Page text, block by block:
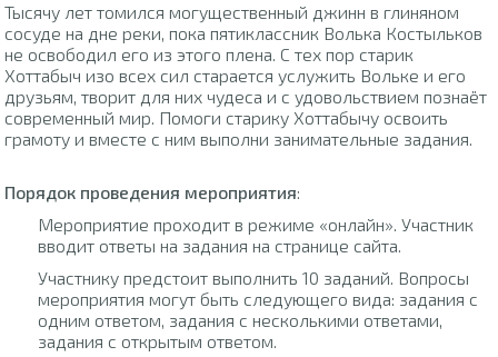
Тысячу лет томился могущественный джинн в глиняном
сосуде на дне реки, пока пятиклассник Волька Костыльков
не освободил его из этого плена. С тех пор старик
Хоттабыч изо всех сил старается услужить Вольке и его
друзьям, творит для них чудеса и с удовольствием познаёт
современный мир. Помоги старику Хоттабычу освоить
грамоту и вместе с ним выполни занимательные задания.
Порядок проведения мероприятия:
Мероприятие проходит в режиме «онлайн». Участник
вводит ответы на задания на странице сайта.
Участнику предстоит выполнить 10 заданий. Вопросы
мероприятия могут быть следующего вида: задания с
одним ответом, задания с несколькими ответами,
задания с открытым ответом.